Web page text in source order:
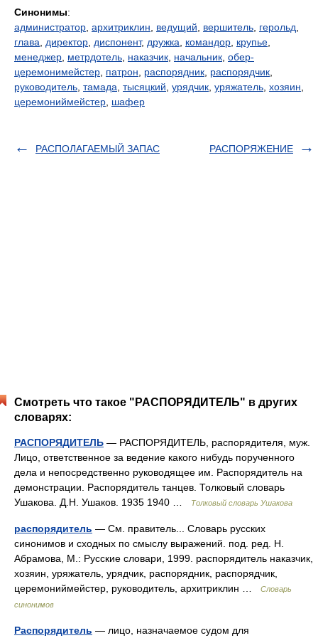
Синонимы:
администратор архитриклин ведущий вершитель герольд
глава
директор диспонент, дружка командор крупье
менеджер метрдотель наказчик начальник обер-
церемонимейстер патрон распорядник распорядчик
руководитель тамада тысяцкий урядчик уряжатель хозяин
церемониймейстер шафер
РАСПОЛАГАЕМЫЙ ЗАПАС РАСПОРЯЖЕНИЕ
Смотреть что такое "РАСПОРЯДИТЕЛЬ" в других
словарях:
РАСПОРЯДИТЕЛЬ — РАСПОРЯДИТЕЛЬ, распорядителя, муж.
Лицо, ответственное за ведение какого нибудь порученного
дела и непосредственно руководящее им. Распорядитель на
демонстрации. Распорядитель танцев. Толковый словарь
Ушакова. Д.Н. Ушаков. 1935 1940 …
Толковый словарь Ушакова
распорядитель — См. правитель... Словарь русских
синонимов и сходных по смыслу выражений. под. ред. Н.
Абрамова, М.: Русские словари, 1999. распорядитель наказчик,
хозяин, уряжатель, урядчик, распорядник, распорядчик,
церемониймейстер, руководитель, архитриклин …
Словарь
синонимов
Распорядитель — лицо, назначаемое судом для